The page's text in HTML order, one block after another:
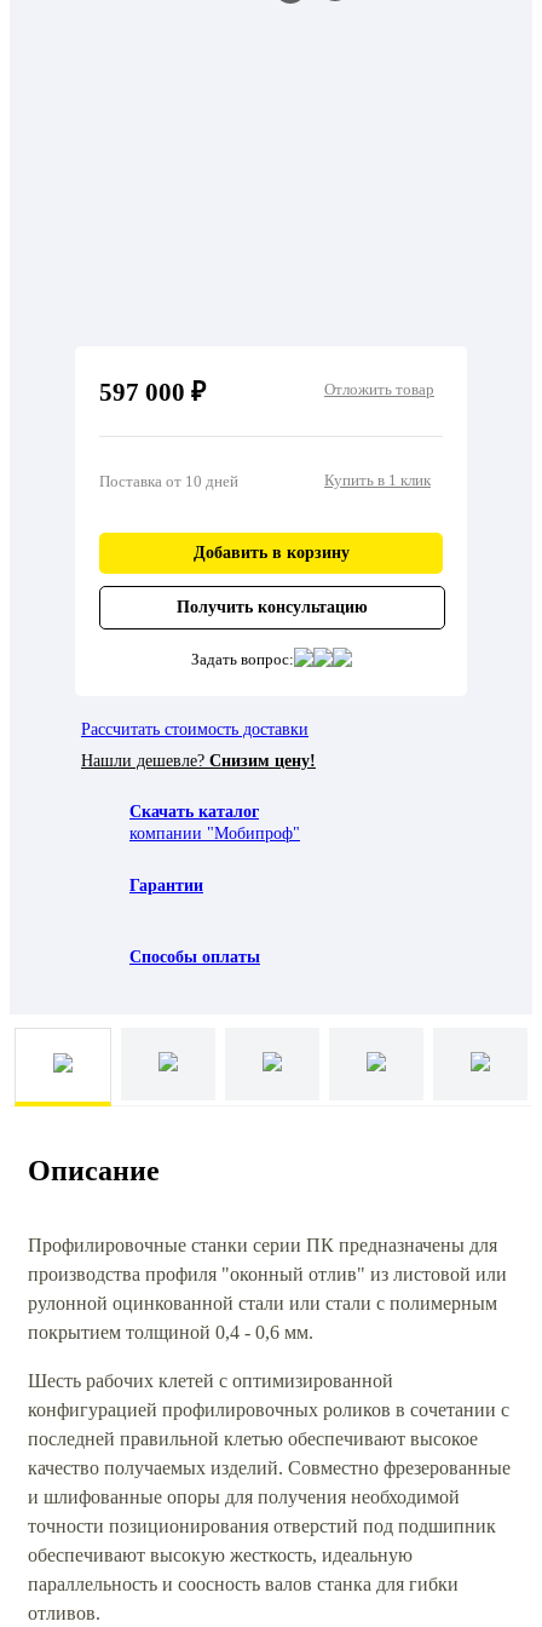
597 000 ₽ Отложить товар
Поставка от 10 дней Купить в 1 клик
Добавить в корзину
Получить консультацию
Задать вопрос:
Рассчитать стоимость доставки
Нашли дешевле? Снизим цену!
Скачать каталог
компании "Мобипроф"
Гарантии
Способы оплаты
Описание
Профилировочные станки серии ПК предназначены для
производства профиля "оконный отлив" из листовой или
рулонной оцинкованной стали или стали с полимерным
покрытием толщиной 0,4 - 0,6 мм.
Шесть рабочих клетей с оптимизированной
конфигурацией профилировочных роликов в сочетании с
последней правильной клетью обеспечивают высокое
качество получаемых изделий. Совместно фрезерованные
и шлифованные опоры для получения необходимой
точности позиционирования отверстий под подшипник
обеспечивают высокую жесткость, идеальную
параллельность и соосность валов станка для гибки
отливов.